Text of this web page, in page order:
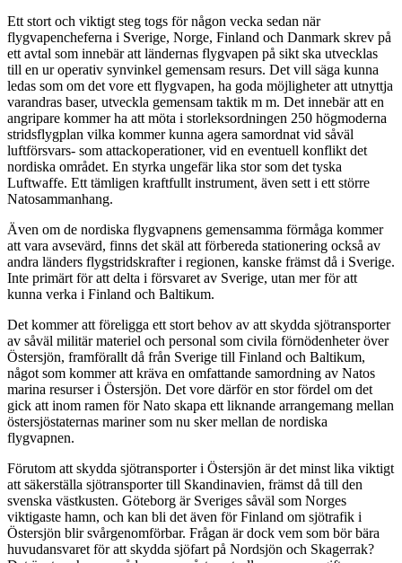
Ett stort och viktigt steg togs för någon vecka sedan när
flygvapencheferna i Sverige, Norge, Finland och Danmark skrev på
ett avtal som innebär att ländernas flygvapen på sikt ska utvecklas
till en ur operativ synvinkel gemensam resurs. Det vill säga kunna
ledas som om det vore ett flygvapen, ha goda möjligheter att utnyttja
varandras baser, utveckla gemensam taktik m m. Det innebär att en
angripare kommer ha att möta i storleksordningen 250 högmoderna
stridsflygplan vilka kommer kunna agera samordnat vid såväl
luftförsvars- som attackoperationer, vid en eventuell konflikt det
nordiska området. En styrka ungefär lika stor som det tyska
Luftwaffe. Ett tämligen kraftfullt instrument, även sett i ett större
Natosammanhang.
Även om de nordiska flygvapnens gemensamma förmåga kommer
att vara avsevärd, finns det skäl att förbereda stationering också av
andra länders flygstridskrafter i regionen, kanske främst då i Sverige.
Inte primärt för att delta i försvaret av Sverige, utan mer för att
kunna verka i Finland och Baltikum.
Det kommer att föreligga ett stort behov av att skydda sjötransporter
av såväl militär materiel och personal som civila förnödenheter över
Östersjön, framförallt då från Sverige till Finland och Baltikum,
något som kommer att kräva en omfattande samordning av Natos
marina resurser i Östersjön. Det vore därför en stor fördel om det
gick att inom ramen för Nato skapa ett liknande arrangemang mellan
östersjöstaternas mariner som nu sker mellan de nordiska
flygvapnen.
Förutom att skydda sjötransporter i Östersjön är det minst lika viktigt
att säkerställa sjötransporter till Skandinavien, främst då till den
svenska västkusten. Göteborg är Sveriges såväl som Norges
viktigaste hamn, och kan bli det även för Finland om sjötrafik i
Östersjön blir svårgenomförbar. Frågan är dock vem som bör bära
huvudansvaret för att skydda sjöfart på Nordsjön och Skagerrak?